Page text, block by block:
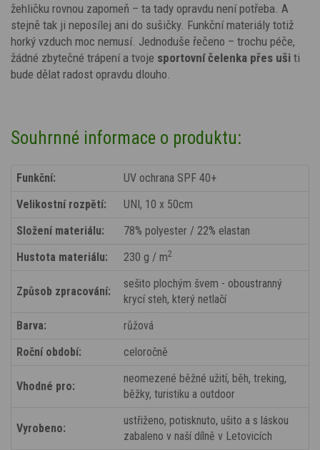
žehličku rovnou zapomeň – ta tady opravdu není potřeba. A
stejně tak ji neposílej ani do sušičky. Funkční materiály totiž
horký vzduch moc nemusí. Jednoduše řečeno – trochu péče,
žádné zbytečné trápení a tvoje sportovní čelenka přes uši ti
bude dělat radost opravdu dlouho.
Souhrnné informace o produktu:
Funkční:
UV ochrana SPF 40+
Velikostní rozpětí:
UNI, 10 x 50cm
Složení materiálu:
78% polyester / 22% elastan
Hustota materiálu:
230 g / m2
Způsob zpracování:
sešito plochým švem - oboustranný
krycí steh, který netlačí
Barva:
růžová
Roční období:
celoročně
Vhodné pro:
neomezené běžné užití, běh, treking,
běžky, turistiku a outdoor
Vyrobeno:
ustřiženo, potisknuto, ušito a s láskou
zabaleno v naší dílně v Letovicích